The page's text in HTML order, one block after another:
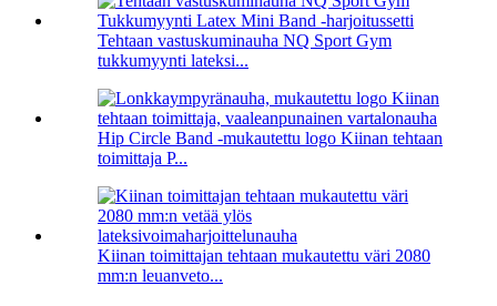
Tehtaan vastuskuminauha NQ Sport Gym
tukkumyynti lateksi...
Hip Circle Band -mukautettu logo Kiinan tehtaan
toimittaja P...
Kiinan toimittajan tehtaan mukautettu väri 2080
mm:n leuanveto...